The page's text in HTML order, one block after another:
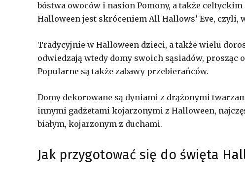
bóstwa owoców i nasion Pomony, a także
Halloween jest skróceniem All Hallows’ Eve,
Tradycyjnie w Halloween dzieci, a także wielu
odwiedzają wtedy domy swoich sąsiadów, prosząc
Popularne są także zabawy przebierańców.
Domy dekorowane są dyniami z drążonymi
innymi gadżetami kojarzonymi z Halloween,
białym, kojarzonym z duchami.
Jak przygotować się do święta